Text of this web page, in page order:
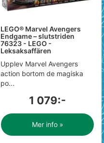
LEGO® Marvel Avengers
Endgame – slutstriden
76323 - LEGO -
Leksaksaffären
Upplev Marvel Avengers
action bortom de magiska
po...
1 079:-
Mer info »